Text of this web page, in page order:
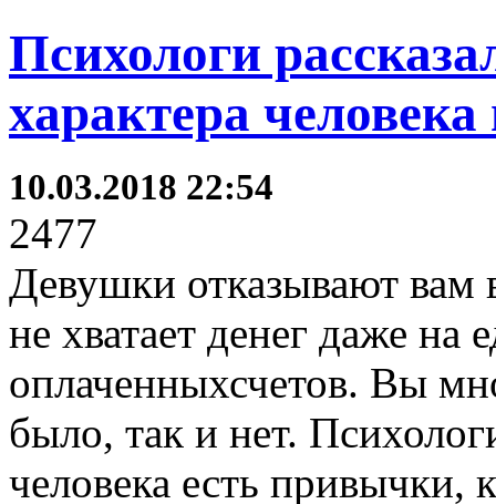
Психологи
характера
10.03.2018 22:54
2477
Девушки отказывают вам
не хватает денег даже на
оплаченныхсчетов. Вы
было, так и нет.
человека есть привычки,